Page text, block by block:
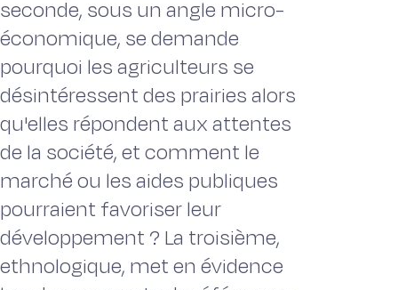
seconde, sous un angle micro-
économique, se demande
pourquoi les agriculteurs se
désintéressent des prairies alors
qu'elles répondent aux attentes
de la société, et comment le
marché ou les aides publiques
pourraient favoriser leur
développement ? La troisième,
ethnologique, met en évidence